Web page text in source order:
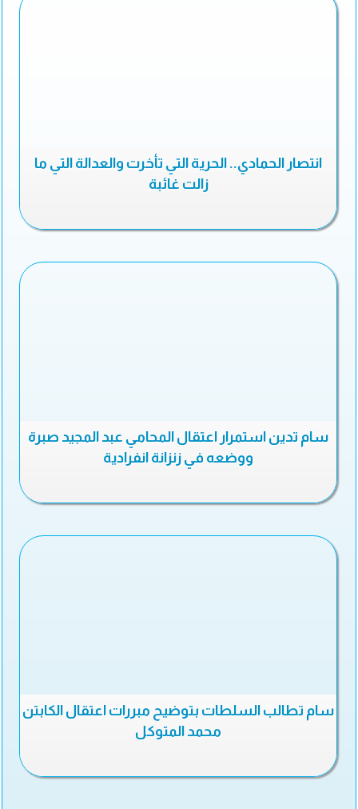
انتصار الحمادي.. الحرية التي تأخرت والعدالة التي ما
زالت غائبة
سام تدين استمرار اعتقال المحامي عبد المجيد صبرة
ووضعه في زنزانة انفرادية
سام تطالب السلطات بتوضيح مبررات اعتقال الكابتن
محمد المتوكل